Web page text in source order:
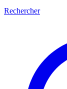
Rechercher